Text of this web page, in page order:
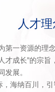
产品表现
人才
第一资源的理
才成长”的宗旨
发展。
，海纳百川，